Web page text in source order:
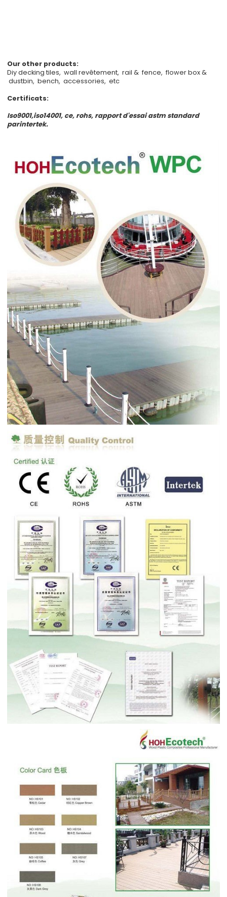
Our other products:
Diy decking tiles, wall revêtement, rail & fence, flower box &
dustbin, bench, accessories, etc
Certificats:
Iso9001,iso14001, ce, rohs, rapport d'essai astm standard
parintertek.